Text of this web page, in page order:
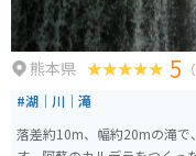
熊本県 5
#湖｜川｜滝
落差約10m、幅約20mの滝で